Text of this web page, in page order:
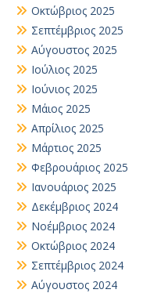
Οκτώβριος 2025
Σεπτέμβριος 2025
Αύγουστος 2025
Ιούλιος 2025
Ιούνιος 2025
Μάιος 2025
Απρίλιος 2025
Μάρτιος 2025
Φεβρουάριος 2025
Ιανουάριος 2025
Δεκέμβριος 2024
Νοέμβριος 2024
Οκτώβριος 2024
Σεπτέμβριος 2024
Αύγουστος 2024